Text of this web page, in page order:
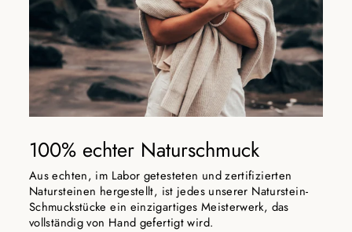
100% echter Naturschmuck
Aus echten, im Labor getesteten und zertifizierten
Natursteinen hergestellt, ist jedes unserer Naturstein-
Schmuckstücke ein einzigartiges Meisterwerk, das
vollständig von Hand gefertigt wird.